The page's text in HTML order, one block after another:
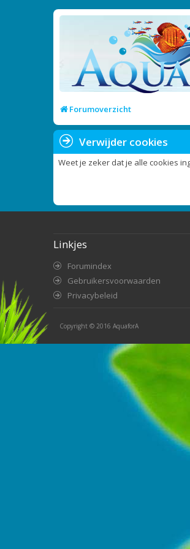
Forumoverzicht
Verwijder cookies
Weet je zeker dat je alle cookies
Linkjes
Forumindex
Gebruikersvoorwaarden
Privacybeleid
Copyright © 2016 AquaforA